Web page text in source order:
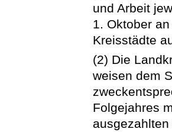
und Arbeit
1. Oktober
Kreisstädte
(2) Die
weisen dem
Folgejahres